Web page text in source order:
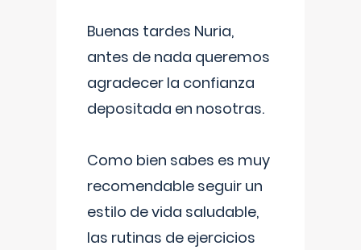
Buenas tardes Nuria,
antes de nada queremos
agradecer la confianza
depositada en nosotras.
Como bien sabes es muy
recomendable seguir un
estilo de vida saludable,
las rutinas de ejercicios